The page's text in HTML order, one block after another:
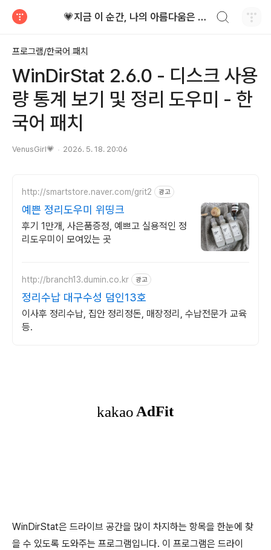
💗지금 이 순간, 나의 아름다움은 가장 빛난다!
프로그램/한국어 패치
WinDirStat 2.6.0 - 디스크 사용
량 통계 보기 및 정리 도우미 - 한
국어 패치
VenusGirl💗 2026. 5. 18. 20:06
http://smartstore.naver.com/grit2 광고
예쁜 정리도우미 위띵크
후기 1만개, 사은품증정, 예쁘고 실용적인 정
리도우미이 모여있는 곳
http://branch13.dumin.co.kr 광고
정리수납 대구수성 덤인13호
이사후 정리수납, 집안 정리정돈, 매장정리, 수납전문가 교육
등.
WinDirStat은 드라이브 공간을 많이 차지하는 항목을 한눈에 찾
을 수 있도록 도와주는 프로그램입니다. 이 프로그램은 드라이